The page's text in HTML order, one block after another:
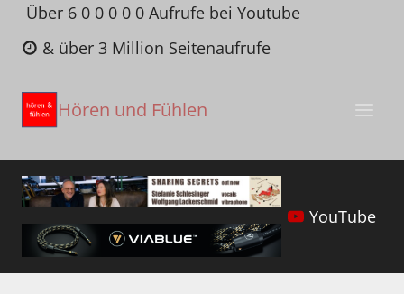
Zum
Inhalt
springen
Über 6 0 0 0 0 0 Aufrufe bei Youtube
& über 3 Million Seitenaufrufe
Hören und Fühlen
YouTube